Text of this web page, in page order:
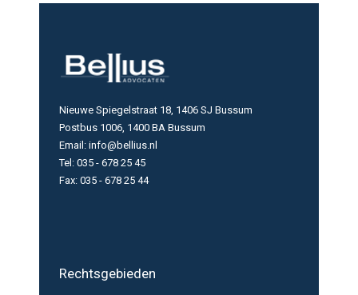
Nieuwe Spiegelstraat 18, 1406 SJ Bussum
Postbus 1006, 1400 BA Bussum
Email: info@bellius.nl
Tel: 035 - 678 25 45
Fax: 035 - 678 25 44
Rechtsgebieden